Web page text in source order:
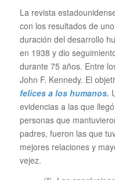
La revista
con los resultados de
duración del desarrollo
en 1938 y dio
durante 75 años. Entre
John F. Kennedy. El
felices a los humanos.
evidencias a las que
personas que
padres, fueron las que
mejores relaciones y
vejez.